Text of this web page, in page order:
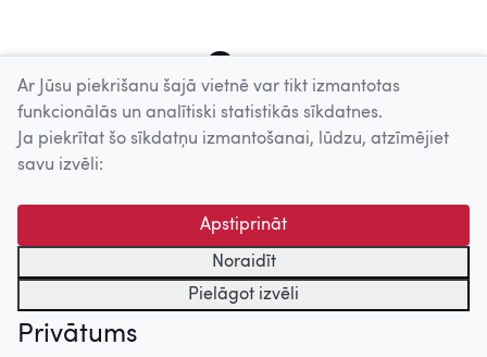
Uz augšu
© 2026 Nacionālais Kino centrs, Kultūras informācijas sistēmu
centrs. Sadarbības partneris: Latvijas Valsts
kinofotofonodokumentu arhīvs.
Ar Jūsu piekrišanu šajā vietnē var tikt izmantotas
funkcionālās un analītiski statistikās sīkdatnes.
Ja piekrītat šo sīkdatņu izmantošanai, lūdzu, atzīmējiet
savu izvēli:
Apstiprināt
Noraidīt
Pielāgot izvēli
Privātums